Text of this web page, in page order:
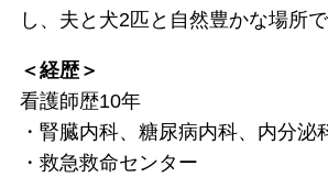
し、夫と犬2匹と自然豊かな場所で
＜経歴＞
看護師歴10年
・腎臓内科、糖尿病内科、内分泌
・救急救命センター